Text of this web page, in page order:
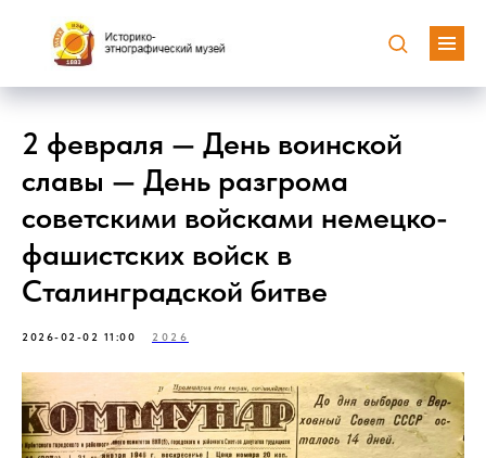
2 февраля — День воинской
славы — День разгрома
советскими войсками немецко-
фашистских войск в
Сталинградской битве
2026-02-02 11:00 2026